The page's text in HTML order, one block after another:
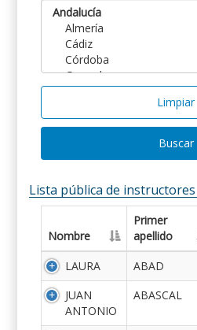
Limpiar
Buscar
Lista pública de instructores
Nombre
Primer
apellido
LAURA
ABAD
JUAN
ANTONIO
ABASCAL